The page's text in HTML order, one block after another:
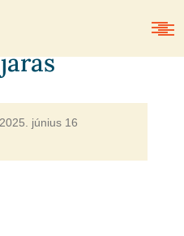
2025. június 16